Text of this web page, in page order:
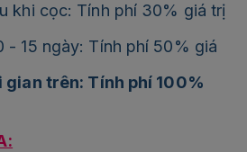
khi cọc: Tính phí 30% giá trị
- 15 ngày: Tính phí 50% giá
gian trên: Tính phí 100%